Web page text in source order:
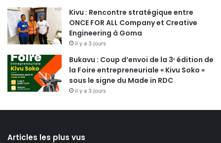
Kivu : Rencontre stratégique entre
ONCE FOR ALL Company et Creative
Engineering à Goma
il y a 3 jours
Bukavu : Coup d’envoi de la 3ᵉ édition de
la Foire entrepreneuriale « Kivu Soko »
sous le signe du Made in RDC
il y a 3 jours
Articles les plus vus